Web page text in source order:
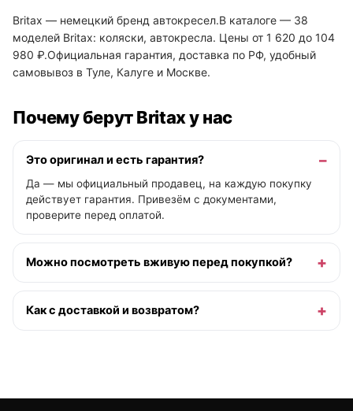
Britax — немецкий бренд автокресел.В каталоге — 38
моделей Britax: коляски, автокресла. Цены от 1 620 до 104
980 ₽.Официальная гарантия, доставка по РФ, удобный
самовывоз в Туле, Калуге и Москве.
Почему берут Britax у нас
Это оригинал и есть гарантия?
Да — мы официальный продавец, на каждую покупку
действует гарантия. Привезём с документами,
проверите перед оплатой.
Можно посмотреть вживую перед покупкой?
Как с доставкой и возвратом?